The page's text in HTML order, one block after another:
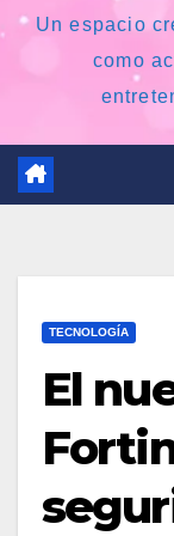
Un espacio
como
TECNOLOGÍA
El